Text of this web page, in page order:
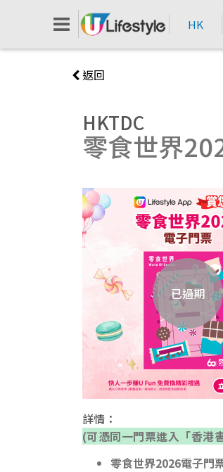
HK
返回
HKTDC
零食世界
已過期
詳情：
(可憑同一門票進入「香港
零食世界2026電子門